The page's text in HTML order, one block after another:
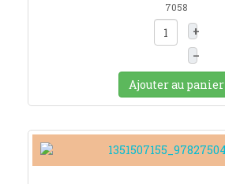
7058
+
–
Ajouter au panier